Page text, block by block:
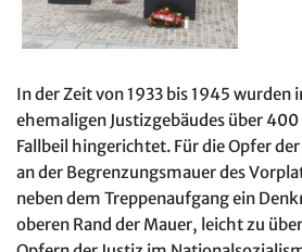
In der Zeit von 1933 bis 1945 wurden
ehemaligen Justizgebäudes über
Fallbeil hingerichtet. Für die Opfer
an der Begrenzungsmauer des
neben dem Treppenaufgang ein
oberen Rand der Mauer, leicht zu